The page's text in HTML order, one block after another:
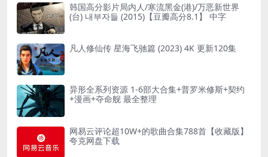
韩国高分影片局内人/寒流黑金(港)/万恶新世界
(台) 내부자들 (2015)【豆瓣高分8.1】 中字
凡人修仙传 星海飞驰篇 (2023) 4K 更新120集
异形全系列资源 1-6部大合集+普罗米修斯+契约
+漫画+夺命舰 最全整理
网易云评论超10W+的歌曲合集788首【收藏版】
夸克网盘下载